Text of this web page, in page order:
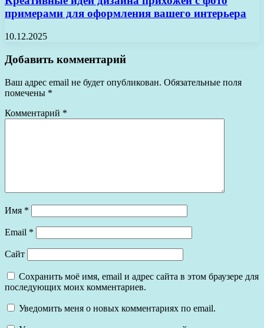
примерами для оформления вашего интерьера
10.12.2025
Добавить комментарий
Ваш адрес email не будет опубликован. Обязательные поля
помечены *
Комментарий *
Имя *
Email *
Сайт
Сохранить моё имя, email и адрес сайта в этом браузере для
последующих моих комментариев.
Уведомить меня о новых комментариях по email.